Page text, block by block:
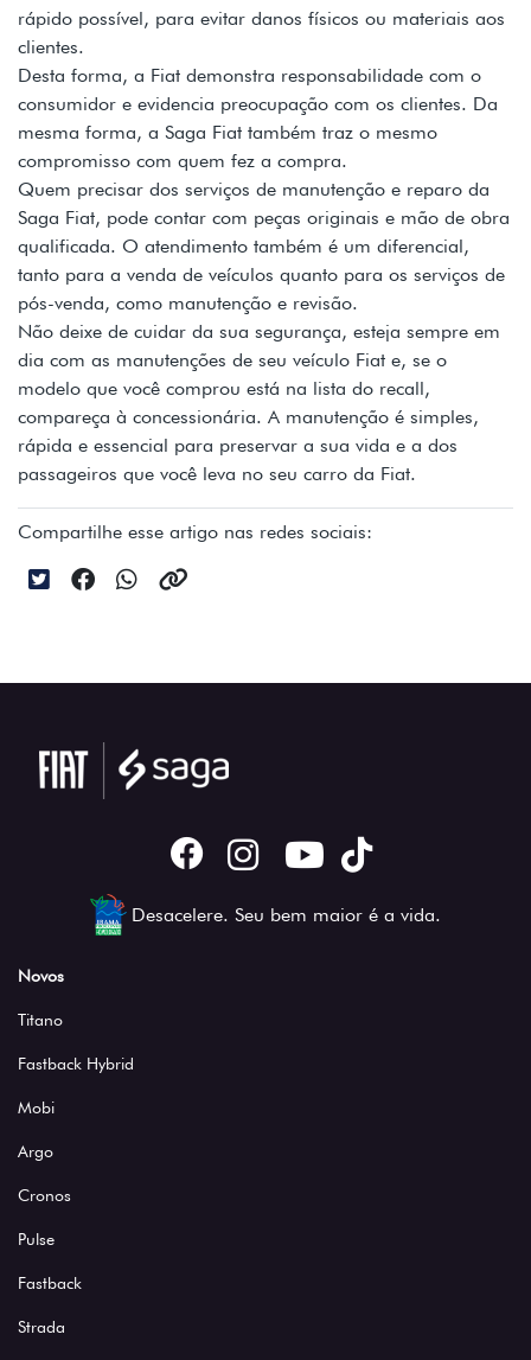
rápido possível, para evitar danos físicos ou materiais aos
clientes.
Desta forma, a Fiat demonstra responsabilidade com o
consumidor e evidencia preocupação com os clientes. Da
mesma forma, a Saga Fiat também traz o mesmo
compromisso com quem fez a compra.
Quem precisar dos serviços de manutenção e reparo da
Saga Fiat, pode contar com peças originais e mão de obra
qualificada. O atendimento também é um diferencial,
tanto para a venda de veículos quanto para os serviços de
pós-venda, como manutenção e revisão.
Não deixe de cuidar da sua segurança, esteja sempre em
dia com as manutenções de seu veículo Fiat e, se o
modelo que você comprou está na lista do recall,
compareça à concessionária. A manutenção é simples,
rápida e essencial para preservar a sua vida e a dos
passageiros que você leva no seu carro da Fiat.
Compartilhe esse artigo nas redes sociais:
Desacelere. Seu bem maior é a vida.
Novos
Titano
Fastback Hybrid
Mobi
Argo
Cronos
Pulse
Fastback
Strada